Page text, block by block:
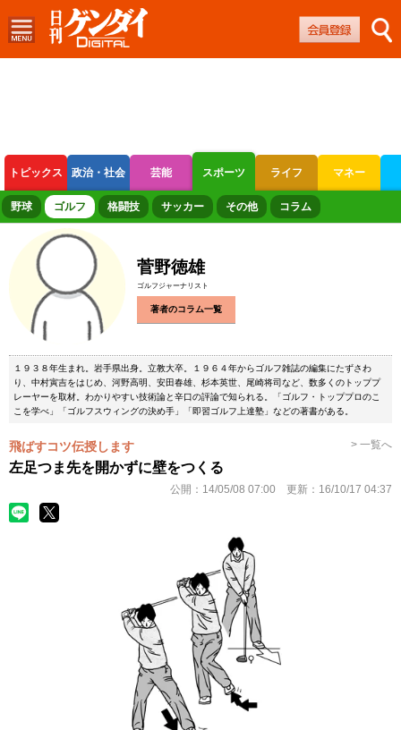
トピックス 政治・社会 芸能 スポーツ ライフ マネー
ボートレース 競輪 オートレース
野球 ゴルフ 格闘技 サッカー その他 コラム
菅野徳雄
ゴルフジャーナリスト
著者のコラム一覧
１９３８年生まれ。岩手県出身。立教大卒。１９６４年からゴルフ雑誌の編集にたずさわ
り、中村寅吉をはじめ、河野高明、安田春雄、杉本英世、尾崎将司など、数多くのトッププ
レーヤーを取材。わかりやすい技術論と辛口の評論で知られる。「ゴルフ・トッププロのこ
こを学べ」「ゴルフスウィングの決め手」「即習ゴルフ上達塾」などの著書がある。
飛ばすコツ伝授します > 一覧へ
左足つま先を開かずに壁をつくる
公開： 14/05/08 07:00 更新： 16/10/17 04:37